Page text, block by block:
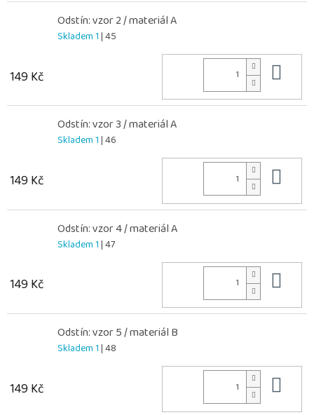
Odstín: vzor 2 / materiál A
Skladem 1| 45
149 Kč
Odstín: vzor 3 / materiál A
Skladem 1| 46
149 Kč
Odstín: vzor 4 / materiál A
Skladem 1| 47
149 Kč
Odstín: vzor 5 / materiál B
Skladem 1| 48
149 Kč